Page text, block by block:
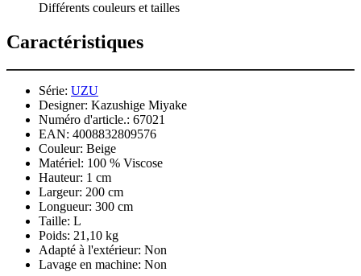
Différents couleurs et tailles
Caractéristiques
Série: UZU
Designer: Kazushige Miyake
Numéro d'article.: 67021
EAN: 4008832809576
Couleur: Beige
Matériel: 100 % Viscose
Hauteur: 1 cm
Largeur: 200 cm
Longueur: 300 cm
Taille: L
Poids: 21,10 kg
Adapté à l'extérieur: Non
Lavage en machine: Non